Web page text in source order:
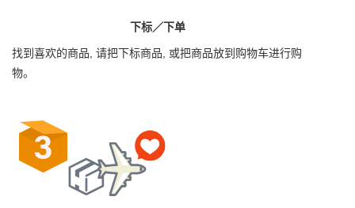
下标／下单
找到喜欢的商品, 请把下标商品, 或把商品放到购物车进行购
物。